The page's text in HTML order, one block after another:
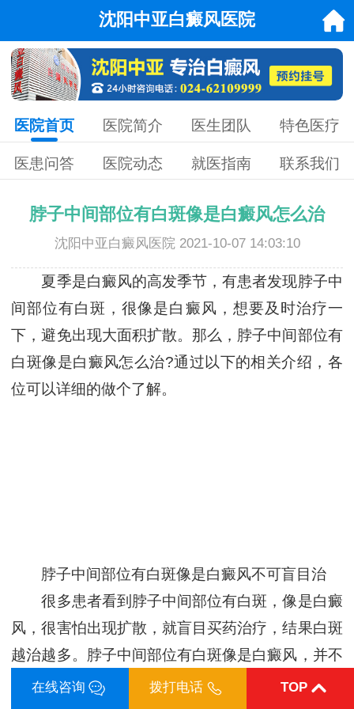
沈阳中亚白癜风医院
医院首页 医院简介 医生团队 特色医疗
医患问答 医院动态 就医指南 联系我们
脖子中间部位有白斑像是白癜风怎么治
沈阳中亚白癜风医院 2021-10-07 14:03:10
夏季是白癜风的高发季节，有患者发现脖子中
间部位有白斑，很像是白癜风，想要及时治疗一
下，避免出现大面积扩散。那么，脖子中间部位有
白斑像是白癜风怎么治?通过以下的相关介绍，各
位可以详细的做个了解。
脖子中间部位有白斑像是白癜风不可盲目治
很多患者看到脖子中间部位有白斑，像是白癜
风，很害怕出现扩散，就盲目买药治疗，结果白斑
越治越多。脖子中间部位有白斑像是白癜风，并不
一定就是白癜风，在没有对白斑确诊之前，一定不
在线咨询 拨打电话 TOP